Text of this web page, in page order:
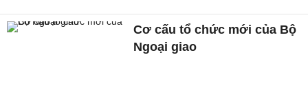
Cơ cấu tổ chức mới của Bộ
Ngoại giao